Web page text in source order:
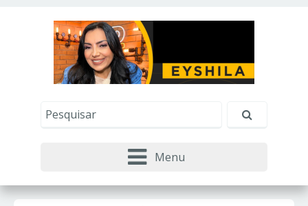
Menu
para lembrar e entender como você usa nosso
site, analisar seu uso de nossos produtos e
serviços, ajudar com nossos esforços de
marketing e fornecer conteúdo de terceiros. Leia
Política de Cookies e Privacidade.